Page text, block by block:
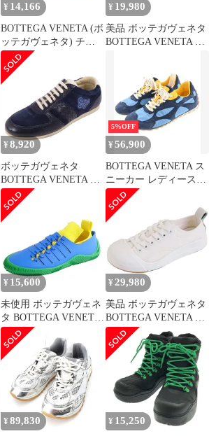
¥ 14,166
BOTTEGA VENETA (ボ
ッテガヴェネタ) チャ
ンキー フラットフォー
ム ラムスキン ローカッ
トスニーカー ピンク レ
ディース 651417V00T0
¥ 19,980
美品 ボッテガヴェネタ
BOTTEGA VENETA ス
¥ 8,920
ボッテガヴェネタ
BOTTEGA VENETA ス
ニーカー ローカット レ
ースアップ レザー シュ
ーズ レディース
35(22cm相当) ネイビー
5%OFF
¥56,900
BOTTEGA VENETA ス
ニーカー レディース
【古着】【中古】【送
料無料】
¥ 15,600
未使用 ボッテガヴェネ
タ BOTTEGA VENETA
スニーカー CLIMBER
SNEAKERS テックニッ
トラバー ローカット シ
ューズ レディース
36(23cm相当) ブルー/イ
エロー/グリーン
¥ 29,980
美品 ボッテガヴェネタ
BOTTEGA VENETA ス
ニーカー バルカン キャ
¥ 89,830 ¥ 15,250